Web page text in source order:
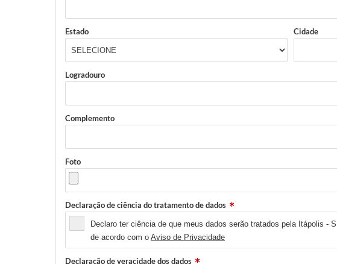
Estado Cidade
Logradouro
Complemento
Foto
Declaração de ciência do tratamento de dados
Declaro ter ciência de que meus dados serão tratados pela Itápolis
de acordo com o Aviso de Privacidade
Declaração de veracidade dos dados